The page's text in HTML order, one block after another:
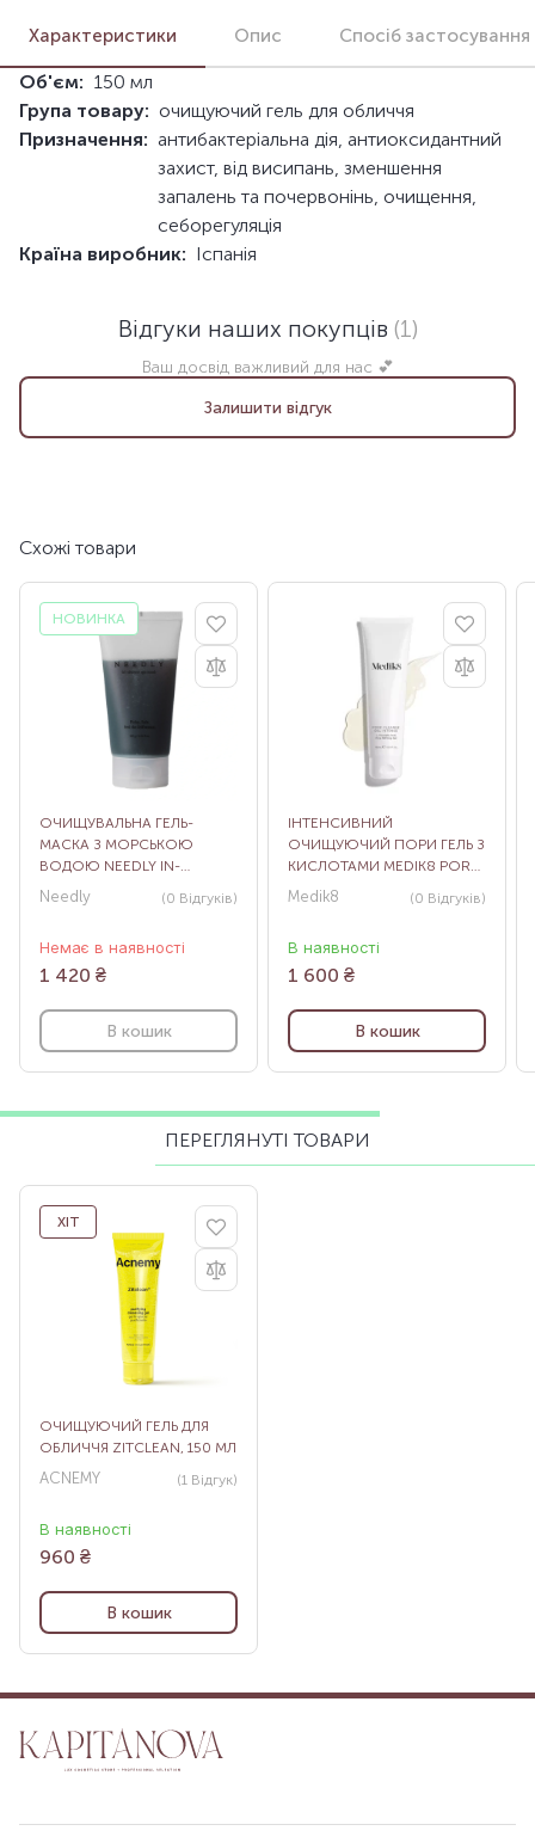
Характеристики Опис Спосіб застосування
Об'єм: 150 мл
Група товару: очищуючий гель для обличчя
Призначення: антибактеріальна дія, антиоксидантний
захист, від висипань, зменшення
запалень та почервонінь, очищення,
себорегуляція
Країна виробник: Іспанія
Відгуки наших покупців (1)
Ваш досвід важливий для нас 💕
Залишити відгук
Схожі товари
НОВИНКА
ОЧИЩУВАЛЬНА ГЕЛЬ-
МАСКА З МОРСЬКОЮ
ВОДОЮ NEEDLY IN-
SHOWER SPA MASK, 180 Г
Needly (0 Відгуків)
Немає в наявності
1 420 ₴
В кошик
ІНТЕНСИВНИЙ
ОЧИЩУЮЧИЙ ПОРИ ГЕЛЬ З
КИСЛОТАМИ MEDIK8 PORE
CLEANSE GEL INTENSE, 150
Medik8 (0 Відгуків)
В наявності
1 600 ₴
В кошик
ПЕРЕГЛЯНУТІ ТОВАРИ
ХІТ
ОЧИЩУЮЧИЙ ГЕЛЬ ДЛЯ
ОБЛИЧЧЯ ZITCLEAN, 150 МЛ
ACNEMY (1 Відгук)
В наявності
960 ₴
В кошик